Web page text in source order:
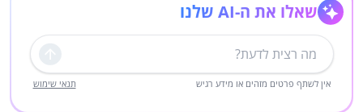
שאלו את ה-AI שלנו
שליחה
אין לשתף פרטים מזהים או מידע רגיש תנאי שימוש